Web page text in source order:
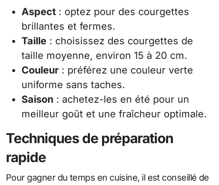
Aspect : optez pour des courgettes
brillantes et fermes.
Taille : choisissez des courgettes de
taille moyenne, environ 15 à 20 cm.
Couleur : préférez une couleur verte
uniforme sans taches.
Saison : achetez-les en été pour un
meilleur goût et une fraîcheur optimale.
Techniques de préparation
rapide
Pour gagner du temps en cuisine, il est conseillé de